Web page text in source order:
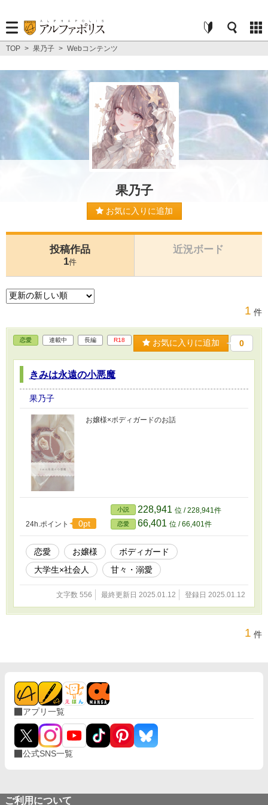
TOP > 果乃子 > Webコンテンツ
果乃子
お気に入りに追加
投稿作品
1件
近況ボード
1 件
恋愛 連載中 長編 R18 お気に入りに追加 0
きみは永遠の小悪魔
果乃子
お嬢様×ボディガードのお話
24h.ポイント 0pt
小説 228,941 位 / 228,941件
恋愛 66,401 位 / 66,401件
恋愛 お嬢様
ボディガード
大学生×社会人
甘々・溺愛
文字数 556 最終更新日 2025.01.12 登録日 2025.01.12
1 件
アプリ一覧
公式SNS一覧
ご利用について